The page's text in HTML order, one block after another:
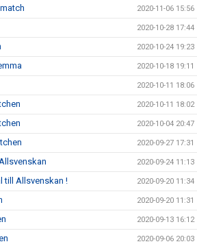
2020-11-06 15:56
2020-10-28 17:44
2020-10-24 19:23
2020-10-18 19:11
2020-10-11 18:06
2020-10-11 18:02
2020-10-04 20:47
2020-09-27 17:31
2020-09-24 11:13
till Allsvenskan ! 2020-09-20 11:34
2020-09-20 11:31
2020-09-13 16:12
2020-09-06 20:03